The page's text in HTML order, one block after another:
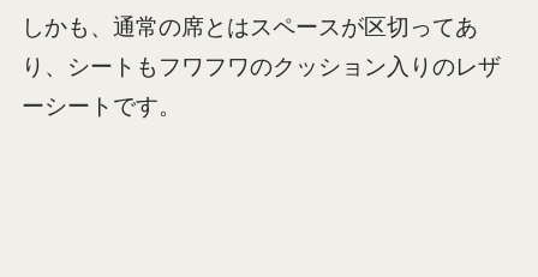
しかも、通常の席とはスペースが区切ってあ
り、シートもフワフワのクッション入りのレザ
ーシートです。